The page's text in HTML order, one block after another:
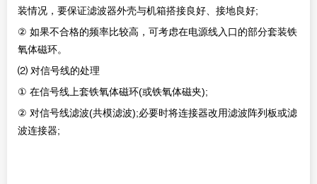
装情况，要保证滤波器外壳与机箱搭接良好、接地良好;
② 如果不合格的频率比较高，可考虑在电源线入口的部分套装铁
氧体磁环。
⑵ 对信号线的处理
① 在信号线上套铁氧体磁环(或铁氧体磁夹);
② 对信号线滤波(共模滤波);必要时将连接器改用滤波阵列板或滤
波连接器;